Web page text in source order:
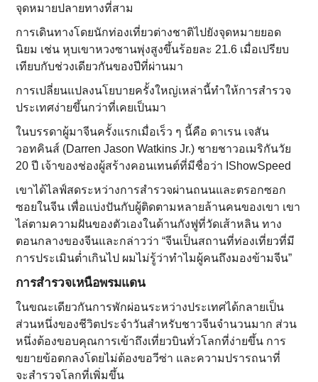
จุดหมายปลายทางที่สาม
การเดินทางโดยนักท่องเที่ยวต่างชาติไปยังจุดหมายยอด
นิยม เช่น หุบเขาหวงซานพุ่งสูงขึ้นร้อยละ 21.6 เมื่อเปรียบ
เทียบกับช่วงเดียวกันของปีที่ผ่านมา
การเปลี่ยนแปลงนโยบายครั้งใหญ่เหล่านี้ทําให้การสํารวจ
ประเทศง่ายขึ้นกว่าที่เคยเป็นมา
ในบรรดาผู้มาจีนครั้งแรกเมื่อเร็ว ๆ นี้คือ ดาเรน เจสัน
วอทคินส์ (Darren Jason Watkins Jr.) ชายชาวอเมริกันวัย
20 ปี เจ้าของช่องผู้สร้างคอนเทนต์ที่มีชื่อว่า IShowSpeed
เขาได้ไลฟ์สดระหว่างการสํารวจผ่านถนนและตรอกซอก
ซอยในจีน เพื่อแบ่งปันกับผู้ติดตามหลายล้านคนของเขา เขา
ไล่ตามความฝันของตัวเองในด้านกังฟูที่วัดเส้าหลิน ทาง
ตอนกลางของจีนและกล่าวว่า “จีนเป็นสถานที่ท่องเที่ยวที่มี
การประเมินต่ำเกินไป ผมไม่รู้ว่าทําไมผู้คนถึงมองข้ามจีน”
การสำรวจเหนือพรมแดน
ในขณะเดียวกันการพักผ่อนระหว่างประเทศได้กลายเป็น
ส่วนหนึ่งของชีวิตประจําวันสําหรับชาวจีนจํานวนมาก ส่วน
หนึ่งต้องขอบคุณการเข้าถึงเที่ยวบินทั่วโลกที่ง่ายขึ้น การ
ขยายข้อตกลงโดยไม่ต้องขอวีซ่า และความปรารถนาที่
จะสํารวจโลกที่เพิ่มขึ้น